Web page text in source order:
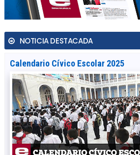
NOTICIA DESTACADA
Calendario Cívico Escolar 2025